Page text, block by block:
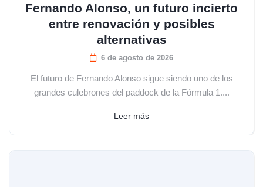
Fernando Alonso, un futuro incierto
entre renovación y posibles
alternativas
6 de agosto de 2026
El futuro de Fernando Alonso sigue siendo uno de los
grandes culebrones del paddock de la Fórmula 1....
Leer más